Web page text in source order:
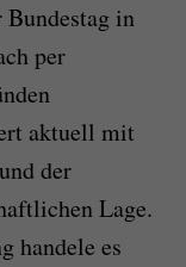
Bundestag in
per
aktuell mit
der
Lage.
handele es